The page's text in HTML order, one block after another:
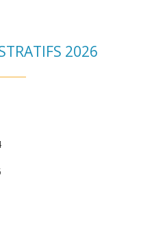
2026